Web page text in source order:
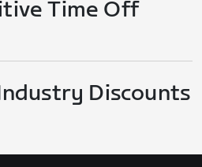
Time Off
Discounts